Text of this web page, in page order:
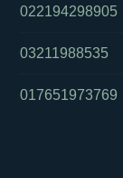
022194298905
03211988535
017651973769